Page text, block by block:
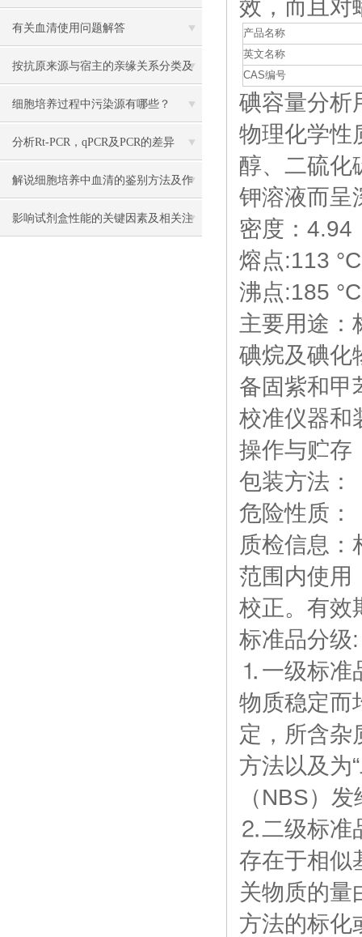
有关血清使用问题解答
按抗原来源与宿主的亲缘关系分类及
其制备的方法
细胞培养过程中污染源有哪些？
分析Rt-PCR，qPCR及PCR的差异
解说细胞培养中血清的鉴别方法及作
用
影响试剂盒性能的关键因素及相关注
效，而且对
产品名称
英文名称
CAS编号
碘容量分析
物理化学性
醇、二硫化
钾溶液而呈
密度：4.94
熔点:113 °C
沸点:185 °C
主要用途：
碘烷及碘化
备固紫和甲
校准仪器和
操作与贮存
包装方法：
危险性质：
质检信息
范围内使用
校正。有效
标准品分级:
⒈一级标准
物质稳定而
定，所含杂
方法以及为
（NBS）
⒉二级标准
存在于相似
关物质的量
方法的标化